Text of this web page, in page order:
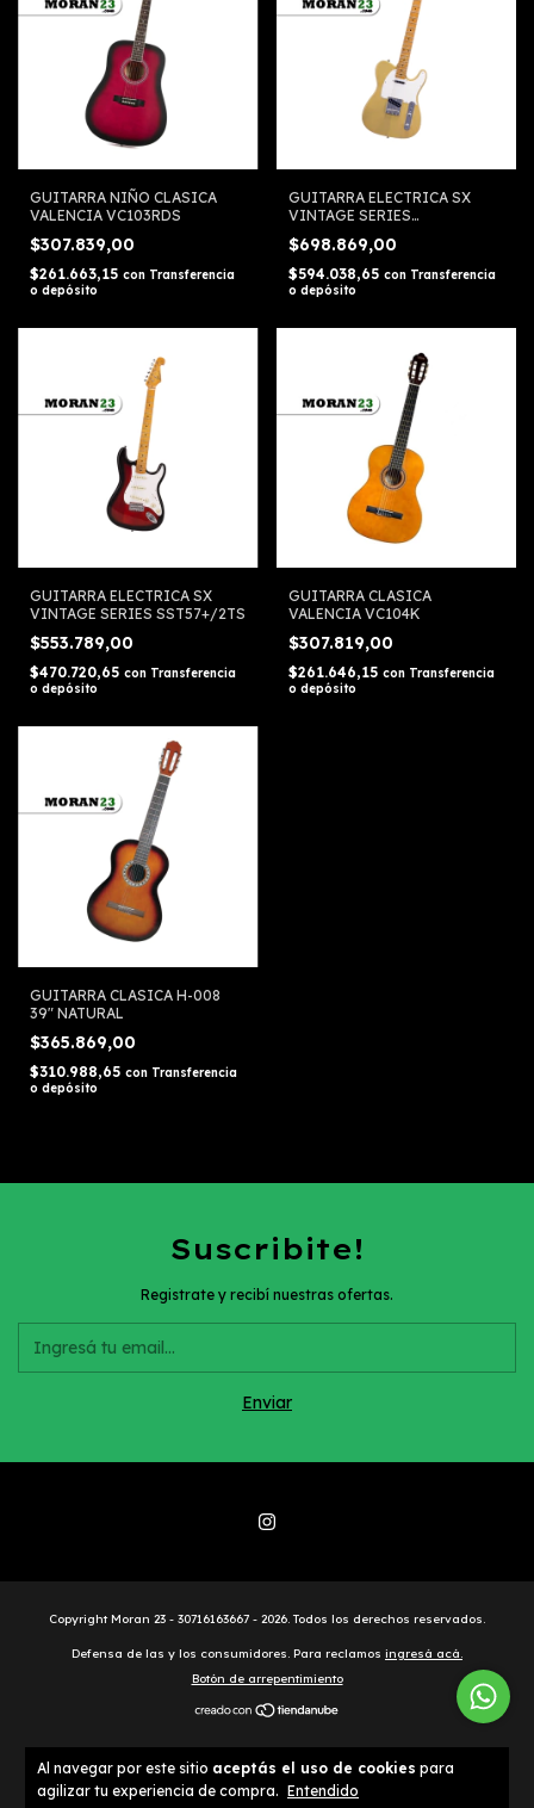
Al navegar por este sitio aceptás el uso de cookies para
agilizar tu experiencia de compra. Entendido
GUITARRA NIÑO CLASICA
VALENCIA VC103RDS
$307.839,00
$261.663,15 con Transferencia
o depósito
GUITARRA ELECTRICA SX
VINTAGE SERIES
$698.869,00
$594.038,65 con Transferencia
o depósito
GUITARRA ELECTRICA SX
VINTAGE SERIES SST57+/2TS
$553.789,00
$470.720,65 con Transferencia
o depósito
GUITARRA CLASICA
VALENCIA VC104K
$307.819,00
$261.646,15 con Transferencia
o depósito
GUITARRA CLASICA H-008
39" NATURAL
$365.869,00
$310.988,65 con Transferencia
o depósito
Suscribite!
Registrate y recibí nuestras ofertas.
Copyright Moran 23 - 30716163667 - 2026. Todos los derechos reservados.
Defensa de las y los consumidores. Para reclamos ingresá acá.
Botón de arrepentimiento